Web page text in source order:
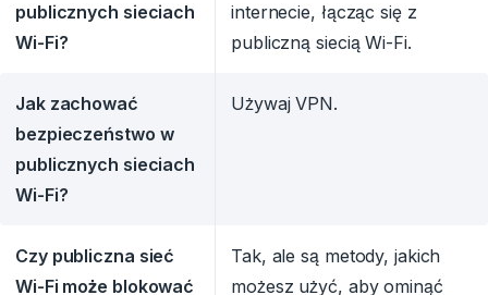
publicznych sieciach
Wi-Fi?
internecie, łącząc się z
publiczną siecią Wi-Fi.
Jak zachować
bezpieczeństwo w
publicznych sieciach
Wi-Fi?
Używaj VPN.
Czy publiczna sieć
Wi-Fi może blokować
Tak, ale są metody, jakich
możesz użyć, aby ominąć